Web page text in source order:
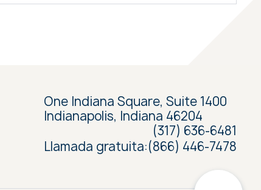
One Indiana Square, Suite 1400
Indianapolis, Indiana 46204
(317) 636-6481
Llamada gratuita:(866) 446-7478